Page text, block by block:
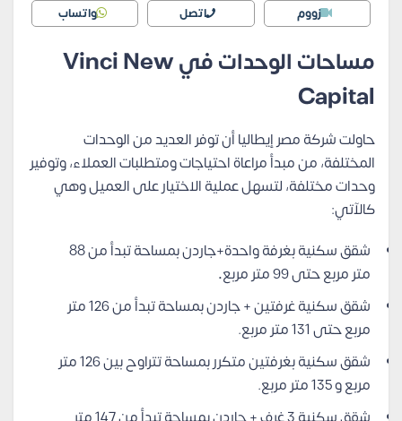
زووم اتصل واتساب
مساحات الوحدات في Vinci New
Capital
حاولت شركة مصر إيطاليا أن توفر العديد من الوحدات
المختلفة، من مبدأ مراعاة احتياجات ومتطلبات العملاء، وتوفير
وحدات مختلفة، لتسهل عملية الاختيار على العميل وهي
كالآتي:
شقق سكنية بغرفة واحدة+جاردن بمساحة تبدأ من 88
متر مربع حتى 99 متر مربع
.
شقق سكنية غرفتين + جاردن بمساحة تبدأ من 126 متر
مربع حتى 131 متر مربع.
شقق سكنية بغرفتين متكرر بمساحة تتراوح بين 126 متر
مربع و 135 متر مربع.